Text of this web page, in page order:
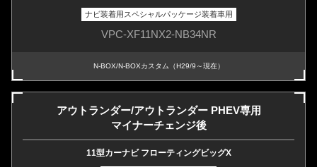
ナビ装着用スペシャルパッケージ装着車用
VPC-XF11NX2-NB34NR
N-BOX/N-BOXカスタム（H29/9～現在）
アウトランダー/アウトランダー PHEV専用
マイナーチェンジ後
11型カーナビ フローティングビッグX